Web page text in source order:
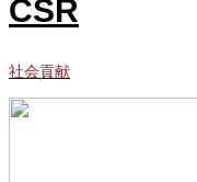
CSR
社会貢献